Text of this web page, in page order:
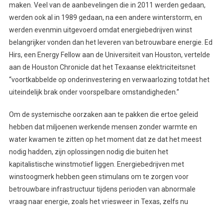
maken. Veel van de aanbevelingen die in 2011 werden gedaan,
werden ook al in 1989 gedaan, na een andere winterstorm, en
werden evenmin uitgevoerd omdat energiebedrijven winst
belangrijker vonden dan het leveren van betrouwbare energie. Ed
Hirs, een Energy Fellow aan de Universiteit van Houston, vertelde
aan de Houston Chronicle dat het Texaanse elektriciteitsnet
“voortkabbelde op onderinvestering en verwaarlozing totdat het
uiteindelijk brak onder voorspelbare omstandigheden.”
Om de systemische oorzaken aan te pakken die ertoe geleid
hebben dat miljoenen werkende mensen zonder warmte en
water kwamen te zitten op het moment dat ze dat het meest
nodig hadden, zijn oplossingen nodig die buiten het
kapitalistische winstmotief liggen. Energiebedrijven met
winstoogmerk hebben geen stimulans om te zorgen voor
betrouwbare infrastructuur tijdens perioden van abnormale
vraag naar energie, zoals het vriesweer in Texas, zelfs nu